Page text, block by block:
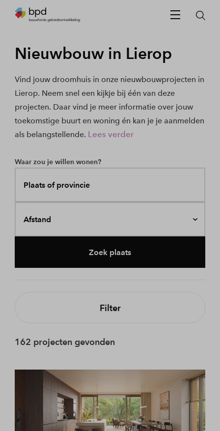
Nieuwbouw in Lierop
Vind jouw droomhuis in onze nieuwbouwprojecten in
Lierop. Neem snel een kijkje bij één van deze
projecten. Daar vind je meer informatie over jouw
toekomstige buurt en woning én kan je je aanmelden
als belangstellende. Lees verder
Waar zou je willen wonen?
Plaats of provincie
Afstand
Zoek plaats
Filter
162 projecten gevonden